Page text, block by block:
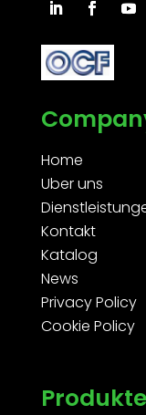
Home
Uber uns
Kontakt
Katalog
News
Privacy Policy
Cookie Policy
Produkte